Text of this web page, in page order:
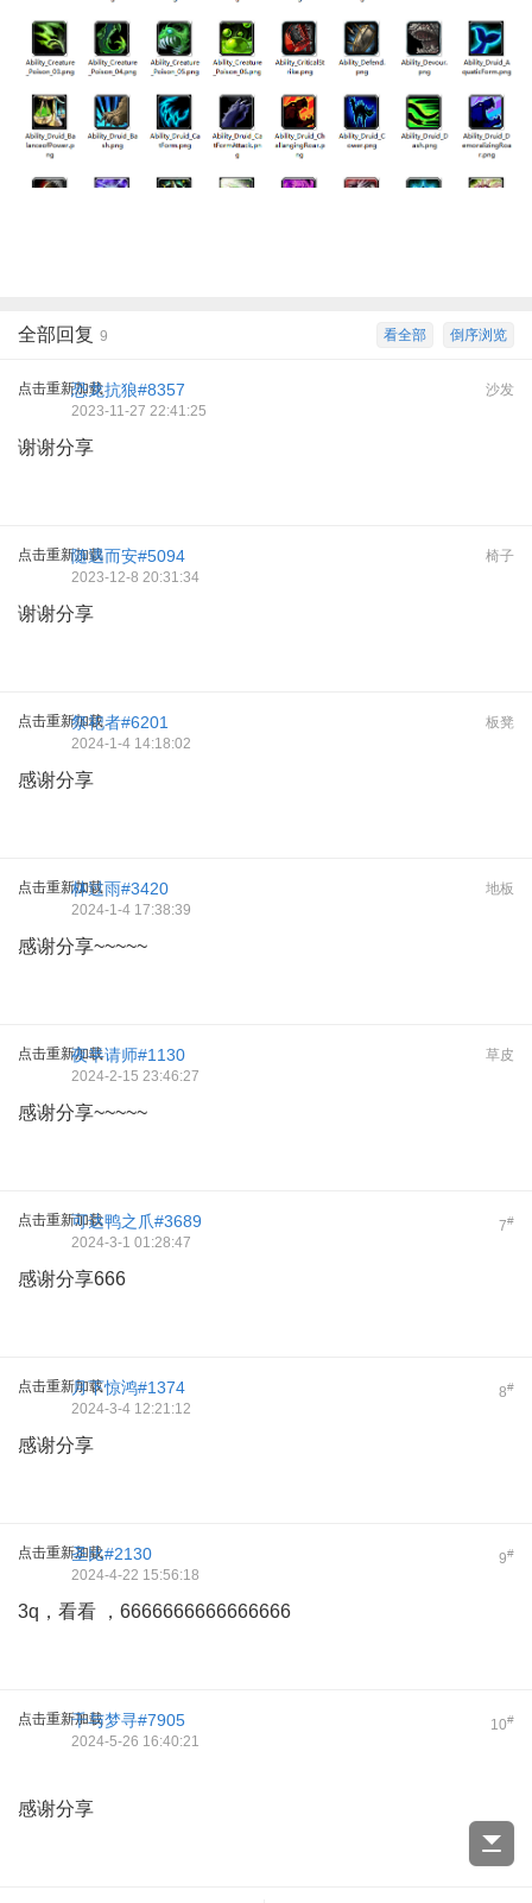
倒序浏览
看全部
全部回复 9
点击重新加载 沙发
恐龙抗狼#8357
2023-11-27 22:41:25
谢谢分享
点击重新加载 椅子
随遇而安#5094
2023-12-8 20:31:34
谢谢分享
点击重新加载 板凳
祭祀者#6201
2024-1-4 14:18:02
感谢分享
点击重新加载 地板
林过雨#3420
2024-1-4 17:38:39
感谢分享~~~~~
点击重新加载 草皮
夜半请师#1130
2024-2-15 23:46:27
感谢分享~~~~~
点击重新加载 7#
可达鸭之爪#3689
2024-3-1 01:28:47
感谢分享666
点击重新加载 8#
月下惊鸿#1374
2024-3-4 12:21:12
感谢分享
点击重新加载 9#
圣比#2130
2024-4-22 15:56:18
3q，看看 ，6666666666666666
点击重新加载 10#
千与梦寻#7905
2024-5-26 16:40:21
感谢分享